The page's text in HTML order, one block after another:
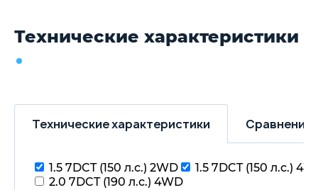
Технические характеристики
Технические характеристики Сравнение
1.5 7DCT (150 л.с.) 2WD
1.5 7DCT (150 л.с.)
2.0 7DCT (190 л.с.) 4WD